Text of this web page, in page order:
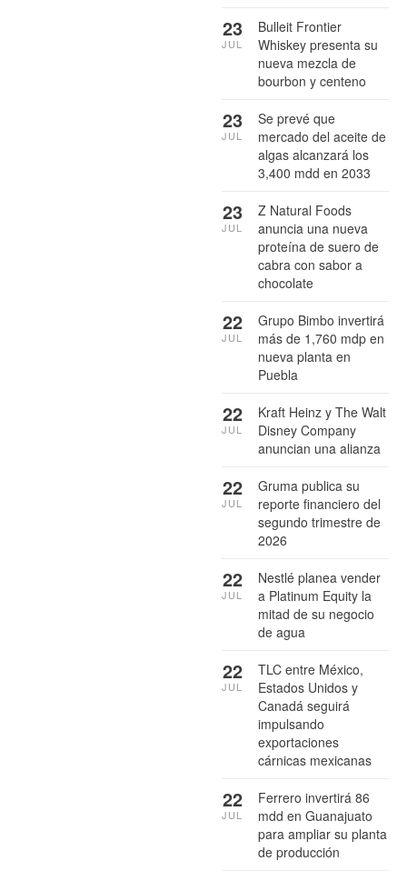
Bulleit Frontier
Whiskey presenta su
nueva mezcla de
bourbon y centeno
23
JUL
Se prevé que
mercado del aceite de
algas alcanzará los
3,400 mdd en 2033
23
JUL
Z Natural Foods
anuncia una nueva
proteína de suero de
cabra con sabor a
chocolate
23
JUL
Grupo Bimbo invertirá
más de 1,760 mdp en
nueva planta en
Puebla
22
JUL
Kraft Heinz y The Walt
Disney Company
anuncian una alianza
22
JUL
Gruma publica su
reporte financiero del
segundo trimestre de
2026
22
JUL
Nestlé planea vender
a Platinum Equity la
mitad de su negocio
de agua
22
JUL
TLC entre México,
Estados Unidos y
Canadá seguirá
impulsando
exportaciones
cárnicas mexicanas
22
JUL
Ferrero invertirá 86
mdd en Guanajuato
para ampliar su planta
de producción
22
JUL